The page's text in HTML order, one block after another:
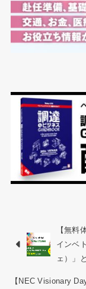
【無料
インベ
ェ）」
【NEC Visionary